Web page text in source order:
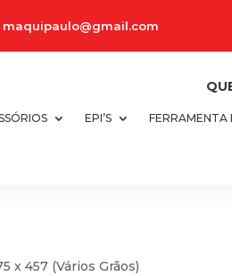
maquipaulo@gmail.com
EPI’S FERRAMENTA
x 457 (Vários Grãos)